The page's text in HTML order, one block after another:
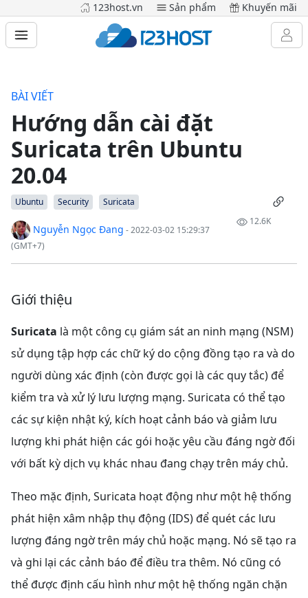
123host.vn Sản phẩm Khuyến mãi
BÀI VIẾT
Hướng dẫn cài đặt
Suricata trên Ubuntu
20.04
Ubuntu Security
Suricata
12.6K
Nguyễn Ngọc Đang - 2022-03-02 15:29:37
(GMT+7)
Giới thiệu
Suricata là một công cụ giám sát an ninh mạng (NSM)
sử dụng tập hợp các chữ ký do cộng đồng tạo ra và do
người dùng xác định (còn được gọi là các quy tắc) để
kiểm tra và xử lý lưu lượng mạng. Suricata có thể tạo
các sự kiện nhật ký, kích hoạt cảnh báo và giảm lưu
lượng khi phát hiện các gói hoặc yêu cầu đáng ngờ đối
với bất kỳ dịch vụ khác nhau đang chạy trên máy chủ.
Theo mặc định, Suricata hoạt động như một hệ thống
phát hiện xâm nhập thụ động (IDS) để quét các lưu
lượng đáng ngờ trên máy chủ hoặc mạng. Nó sẽ tạo ra
và ghi lại các cảnh báo để điều tra thêm. Nó cũng có
thể được định cấu hình như một hệ thống ngăn chặn